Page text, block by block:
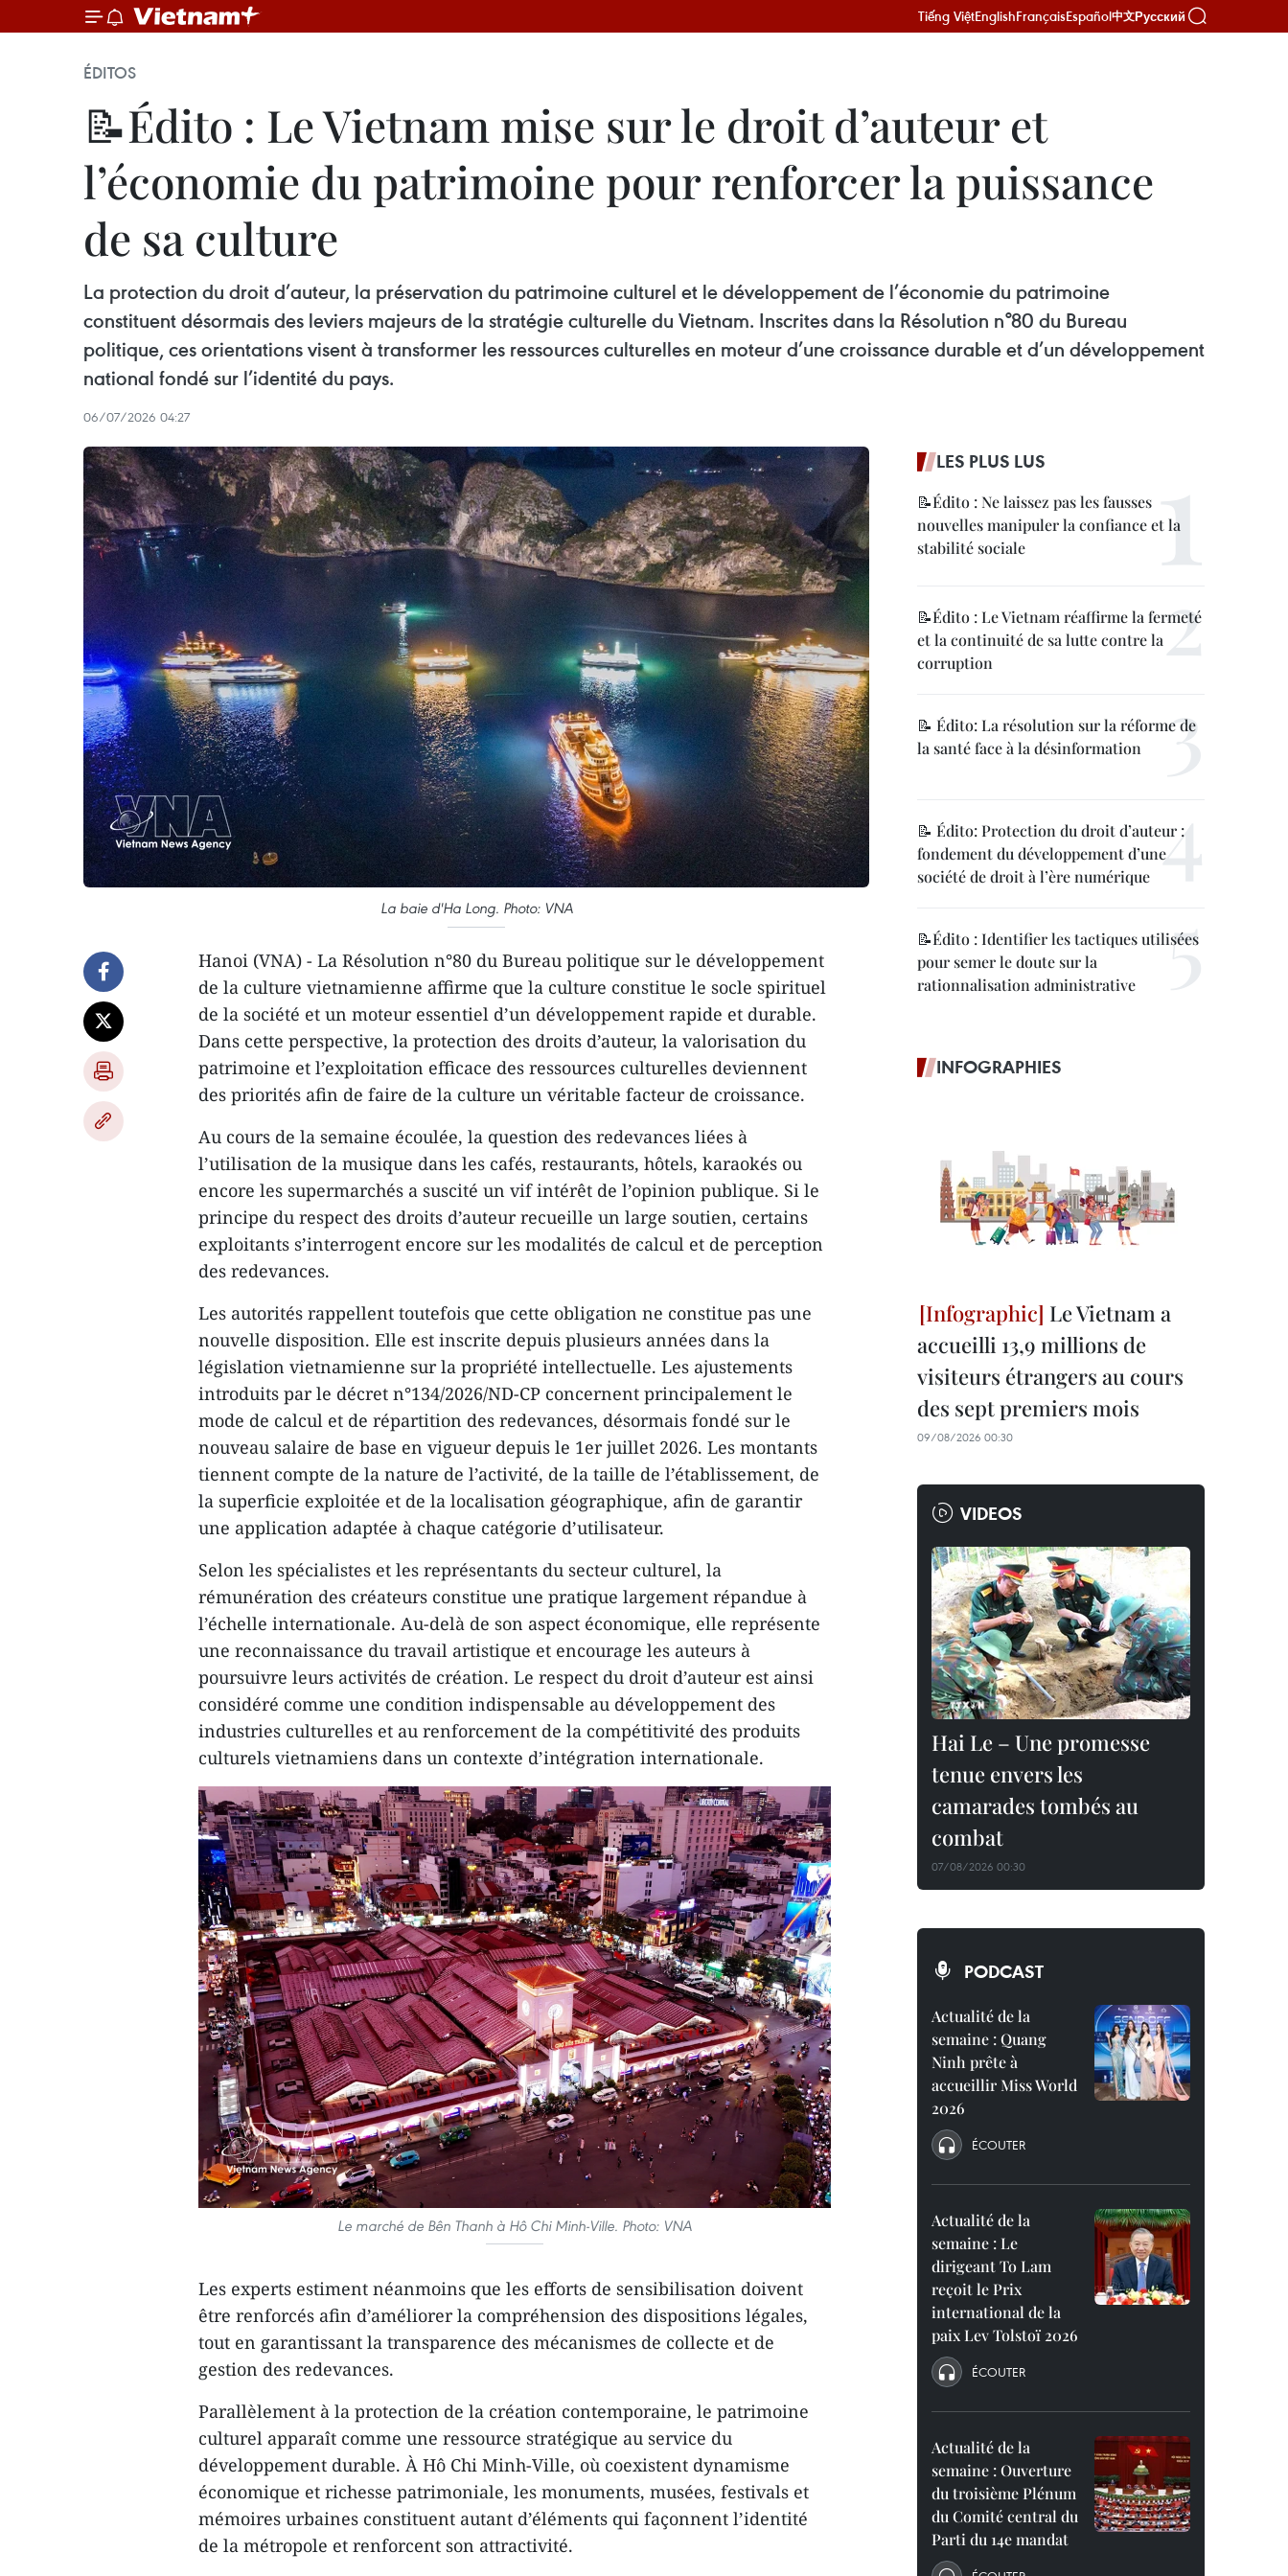
Tiếng ViệtEnglishFrançaisEspañol中文Русский
ÉDITOS
📝Édito : Le Vietnam mise sur le droit d’auteur et
l’économie du patrimoine pour renforcer la puissance
de sa culture
La protection du droit d’auteur, la préservation du patrimoine culturel et le développement de l’économie du patrimoine
constituent désormais des leviers majeurs de la stratégie culturelle du Vietnam. Inscrites dans la Résolution n°80 du Bureau
politique, ces orientations visent à transformer les ressources culturelles en moteur d’une croissance durable et d’un développement
national fondé sur l’identité du pays.
06/07/2026 04:27
La baie d'Ha Long. Photo: VNA
Hanoi (VNA) - La Résolution n°80 du Bureau politique sur le développement
de la culture vietnamienne affirme que la culture constitue le socle spirituel
de la société et un moteur essentiel d’un développement rapide et durable.
Dans cette perspective, la protection des droits d’auteur, la valorisation du
patrimoine et l’exploitation efficace des ressources culturelles deviennent
des priorités afin de faire de la culture un véritable facteur de croissance.
Au cours de la semaine écoulée, la question des redevances liées à
l’utilisation de la musique dans les cafés, restaurants, hôtels, karaokés ou
encore les supermarchés a suscité un vif intérêt de l’opinion publique. Si le
principe du respect des droits d’auteur recueille un large soutien, certains
exploitants s’interrogent encore sur les modalités de calcul et de perception
des redevances.
Les autorités rappellent toutefois que cette obligation ne constitue pas une
nouvelle disposition. Elle est inscrite depuis plusieurs années dans la
législation vietnamienne sur la propriété intellectuelle. Les ajustements
introduits par le décret n°134/2026/ND-CP concernent principalement le
mode de calcul et de répartition des redevances, désormais fondé sur le
nouveau salaire de base en vigueur depuis le 1er juillet 2026. Les montants
tiennent compte de la nature de l’activité, de la taille de l’établissement, de
la superficie exploitée et de la localisation géographique, afin de garantir
une application adaptée à chaque catégorie d’utilisateur.
Selon les spécialistes et les représentants du secteur culturel, la
rémunération des créateurs constitue une pratique largement répandue à
l’échelle internationale. Au-delà de son aspect économique, elle représente
une reconnaissance du travail artistique et encourage les auteurs à
poursuivre leurs activités de création. Le respect du droit d’auteur est ainsi
considéré comme une condition indispensable au développement des
industries culturelles et au renforcement de la compétitivité des produits
culturels vietnamiens dans un contexte d’intégration internationale.
Le marché de Bên Thanh à Hô Chi Minh-Ville. Photo: VNA
Les experts estiment néanmoins que les efforts de sensibilisation doivent
être renforcés afin d’améliorer la compréhension des dispositions légales,
tout en garantissant la transparence des mécanismes de collecte et de
gestion des redevances.
Parallèlement à la protection de la création contemporaine, le patrimoine
culturel apparaît comme une ressource stratégique au service du
développement durable. À Hô Chi Minh-Ville, où coexistent dynamisme
économique et richesse patrimoniale, les monuments, musées, festivals et
mémoires urbaines constituent autant d’éléments qui façonnent l’identité
de la métropole et renforcent son attractivité.
LES PLUS LUS
📝Édito : Ne laissez pas les fausses
nouvelles manipuler la confiance et la
stabilité sociale
📝Édito : Le Vietnam réaffirme la fermeté
et la continuité de sa lutte contre la
corruption
📝 Édito: La résolution sur la réforme de
la santé face à la désinformation
📝 Édito: Protection du droit d’auteur :
fondement du développement d’une
société de droit à l’ère numérique
📝Édito : Identifier les tactiques utilisées
pour semer le doute sur la
rationnalisation administrative
INFOGRAPHIES
Le Vietnam a
accueilli 13,9 millions de
visiteurs étrangers au cours
des sept premiers mois
09/08/2026 00:30
VIDEOS
Hai Le – Une promesse
tenue envers les
camarades tombés au
combat
07/08/2026 00:30
PODCAST
Actualité de la
semaine : Quang
Ninh prête à
accueillir Miss World
2026
ÉCOUTER
Actualité de la
semaine : Le
dirigeant To Lam
reçoit le Prix
international de la
paix Lev Tolstoï 2026
ÉCOUTER
Actualité de la
semaine : Ouverture
du troisième Plénum
du Comité central du
Parti du 14e mandat